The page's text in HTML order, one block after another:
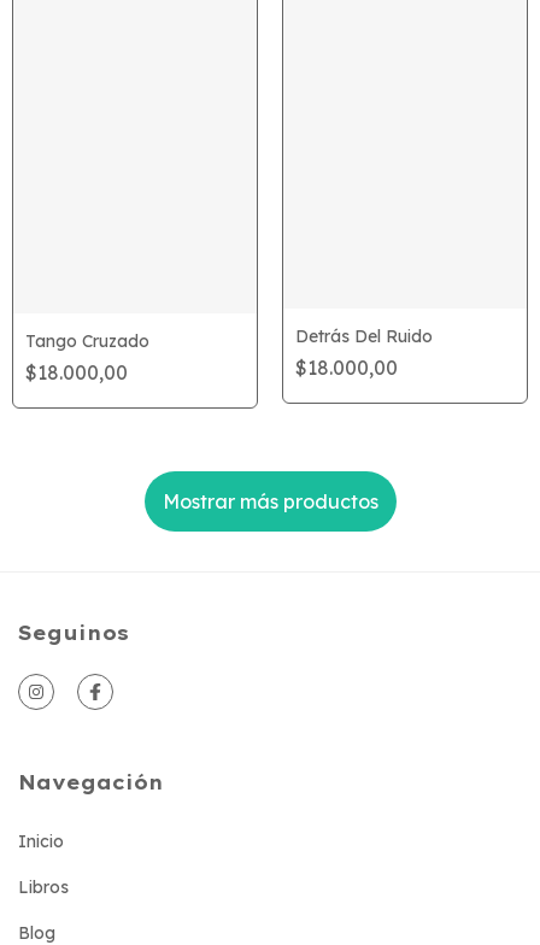
Tango Cruzado
$18.000,00
Detrás Del Ruido
$18.000,00
Mostrar más productos
Seguinos
Navegación
Inicio
Libros
Blog